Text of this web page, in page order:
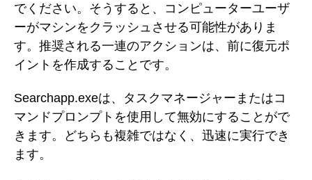
でください。そうすると、コンピューターユーザ
ーがマシンをクラッシュさせる可能性がありま
す。推奨される一連のアクションは、前に復元ポ
イントを作成することです。
Searchapp.exeは、タスクマネージャーまたはコ
マンドプロンプトを使用して無効にすることがで
きます。どちらも複雑ではなく、迅速に実行でき
ます。